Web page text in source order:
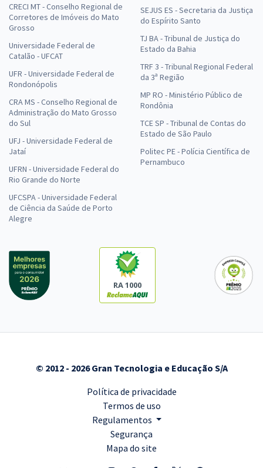
CRECI MT - Conselho Regional de
Corretores de Imóveis do Mato
Grosso
Universidade Federal de
Catalão - UFCAT
UFR - Universidade Federal de
Rondonópolis
CRA MS - Conselho Regional de
Administração do Mato Grosso
do Sul
UFJ - Universidade Federal de
Jataí
UFRN - Universidade Federal do
Rio Grande do Norte
UFCSPA - Universidade Federal
de Ciência da Saúde de Porto
Alegre
SEJUS ES - Secretaria da Justiça
do Espírito Santo
TJ BA - Tribunal de Justiça do
Estado da Bahia
TRF 3 - Tribunal Regional Federal
da 3ª Região
MP RO - Ministério Público de
Rondônia
TCE SP - Tribunal de Contas do
Estado de São Paulo
Politec PE - Polícia Científica de
Pernambuco
RA 1000
© 2012 - 2026 Gran Tecnologia e Educação S/A
Política de privacidade
Termos de uso
Regulamentos
Segurança
Mapa do site